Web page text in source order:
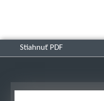
Stiahnuť PDF